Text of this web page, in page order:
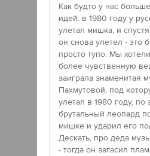
Как будто у нас
идей: в 1980 году у
улетал мишка, и
он снова улетел - это
просто тупо. Мы
более чувственную
заиграла знаменитая
Пахмутовой, под
улетал в 1980 году, по
брутальный леопард
мишке и ударил его
Дескать, про деда
- тогда он загасил